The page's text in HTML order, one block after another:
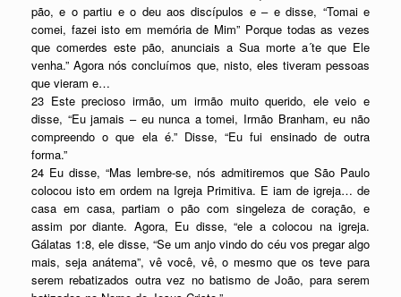
pão, e o partiu e o deu aos discípulos e – e disse, “Tomai e
comei, fazei isto em memória de Mim” Porque todas as vezes
que comerdes este pão, anunciais a Sua morte a´te que Ele
venha.” Agora nós concluímos que, nisto, eles tiveram pessoas
que vieram e…
23 Este precioso irmão, um irmão muito querido, ele veio e
disse, “Eu jamais – eu nunca a tomei, Irmão Branham, eu não
compreendo o que ela é.” Disse, “Eu fui ensinado de outra
forma.”
24 Eu disse, “Mas lembre-se, nós admitiremos que São Paulo
colocou isto em ordem na Igreja Primitiva. E iam de igreja… de
casa em casa, partiam o pão com singeleza de coração, e
assim por diante. Agora, Eu disse, “ele a colocou na igreja.
Gálatas 1:8, ele disse, “Se um anjo vindo do céu vos pregar algo
mais, seja anátema”, vê você, vê, o mesmo que os teve para
serem rebatizados outra vez no batismo de João, para serem